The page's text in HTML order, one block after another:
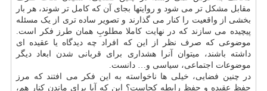
مقابل مشکل تر می شود و روایتها بجای آن که کامل تر شوند، هر بار
بخشی از واقعیت را کنار می گذارند و تصویر ساده تری از یک مسئله
پیچیده می سازند که در نهایت کاملا مطلوبِ همان طرز فکر است.
موضوعی که صرف نظر از این که افراد چه دیدگاه یا عقیده ای
داشته باشند، میتوان آنرا هشداری برای قربانی شدن ابعاد دیگر
موضوعات اجتماعی، سیاسی و… دانست.
در چنین فضایی، خیلی ها ناخواسته به این فکر می افتند که مرز
حفظ عقیده و حفظ رابطه کجاست؟ این که آیا برای ماندن کنار هم،